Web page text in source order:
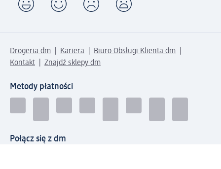
Drogeria dm Kariera
Biuro Obsługi Klienta dm
Kontakt
Znajdź sklepy dm
Metody płatności
Połącz się z dm